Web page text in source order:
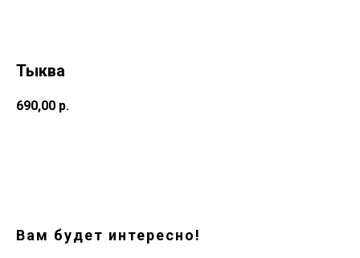
Тыква
690,00 р.
Вам будет интересно!